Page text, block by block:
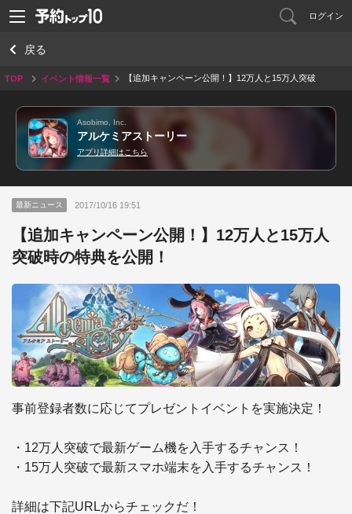
ログイン
戻る
TOP イベント情報一覧
【追加キャンペーン公開！】12万人と15万人突破
Asobimo, Inc.
アルケミアストーリー
アプリ詳細はこちら
最新ニュース 2017/10/16 19:51
【追加キャンペーン公開！】12万人と15万人
突破時の特典を公開！
事前登録者数に応じてプレゼントイベントを実施決定！
・12万人突破で最新ゲーム機を入手するチャンス！
・15万人突破で最新スマホ端末を入手するチャンス！
詳細は下記URLからチェックだ！